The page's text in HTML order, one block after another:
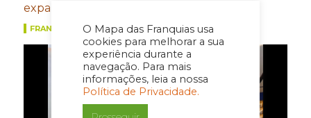
O Mapa das Franquias usa
cookies para melhorar a sua
experiência durante a
navegação. Para mais
informações, leia a nossa
Política de Privacidade.
expansão na América Central
FRANQUIAS